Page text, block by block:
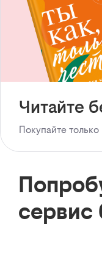
Читайте
Покупайте
сервис